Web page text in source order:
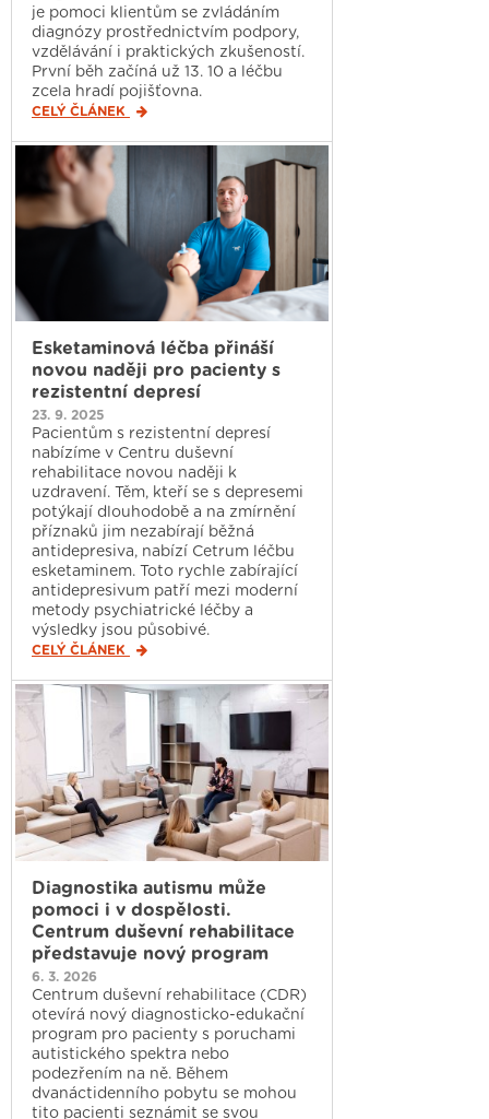
je pomoci klientům se zvládáním
diagnózy prostřednictvím podpory,
vzdělávání i praktických zkušeností.
První běh začíná už 13. 10 a léčbu
zcela hradí pojišťovna.
CELÝ ČLÁNEK
Esketaminová léčba přináší
novou naději pro pacienty s
rezistentní depresí
23. 9. 2025
Pacientům s rezistentní depresí
nabízíme v Centru duševní
rehabilitace novou naději k
uzdravení. Těm, kteří se s depresemi
potýkají dlouhodobě a na zmírnění
příznaků jim nezabírají běžná
antidepresiva, nabízí Cetrum léčbu
esketaminem. Toto rychle zabírající
antidepresivum patří mezi moderní
metody psychiatrické léčby a
výsledky jsou působivé.
CELÝ ČLÁNEK
Diagnostika autismu může
pomoci i v dospělosti.
Centrum duševní rehabilitace
představuje nový program
6. 3. 2026
Centrum duševní rehabilitace (CDR)
otevírá nový diagnosticko-edukační
program pro pacienty s poruchami
autistického spektra nebo
podezřením na ně. Během
dvanáctidenního pobytu se mohou
tito pacienti seznámit se svou